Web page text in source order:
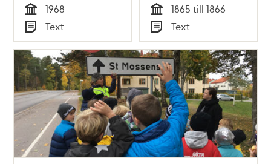
Tid
1968
Typ
Text
söderförort),
fastställda 1866
Tid
1865 till 1866
Typ
Text